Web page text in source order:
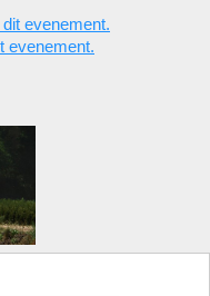
evenement.
evenement.